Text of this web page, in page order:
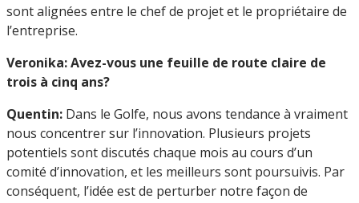
sont alignées entre le chef de projet et le propriétaire de
l’entreprise.
Veronika: Avez-vous une feuille de route claire de
trois à cinq ans?
Quentin: Dans le Golfe, nous avons tendance à vraiment
nous concentrer sur l’innovation. Plusieurs projets
potentiels sont discutés chaque mois au cours d’un
comité d’innovation, et les meilleurs sont poursuivis. Par
conséquent, l’idée est de perturber notre façon de